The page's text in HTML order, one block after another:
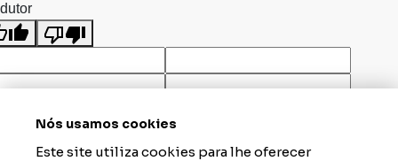
Nós usamos cookies
Este site utiliza cookies para lhe oferecer